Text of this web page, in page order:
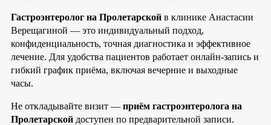
Гастроэнтеролог на Пролетарской в клинике Анастасии
Верещагиной — это индивидуальный подход,
конфиденциальность, точная диагностика и эффективное
лечение. Для удобства пациентов работает онлайн-запись и
гибкий график приёма, включая вечерние и выходные
часы.
Не откладывайте визит — приём гастроэнтеролога на
Пролетарской доступен по предварительной записи.